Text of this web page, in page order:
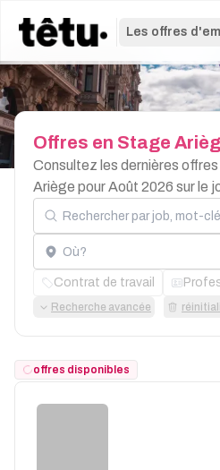
Les offres
Offres en Stage
Consultez les dernières
Ariège pour Août 2026 sur le
Rechercher par job, mot-clé ou
Localisation
Contrat de travail
Recherche avancée
offres disponibles